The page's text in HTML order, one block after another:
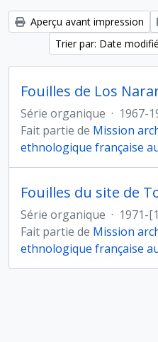
Aperçu avant impression
Trier par: Date
Fouilles de Los
Série organique · 1967-
Fait partie de Mission
ethnologique française
Série organique · 1971-
Fait partie de Mission
ethnologique française